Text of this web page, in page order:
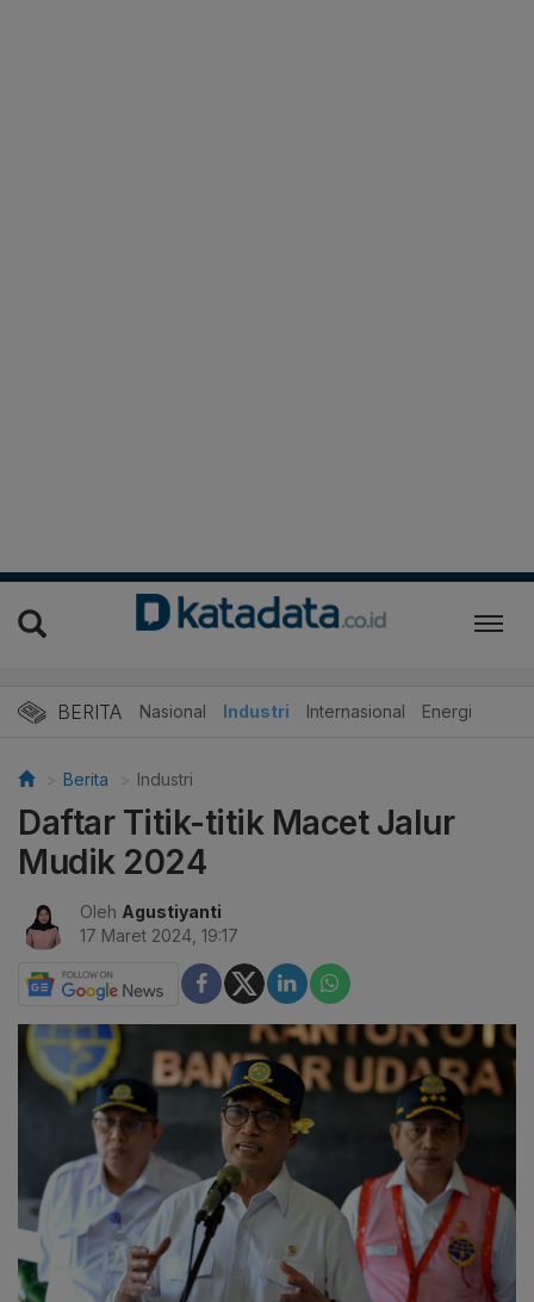
BERITA Nasional Industri Internasional Energi
Berita Industri
Daftar Titik-titik Macet Jalur
Mudik 2024
Oleh Agustiyanti
17 Maret 2024, 19:17